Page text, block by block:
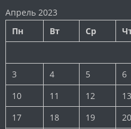
Апрель 2023
Пн
Вт Ср
3
4 5 6
10
11 12 13
17
18 19 20